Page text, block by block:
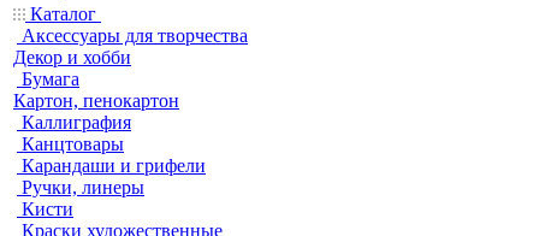
Каталог
Аксессуары для творчества
Декор и хобби
Бумага
Картон, пенокартон
Каллиграфия
Канцтовары
Карандаши и грифели
Ручки, линеры
Кисти
Краски художественные